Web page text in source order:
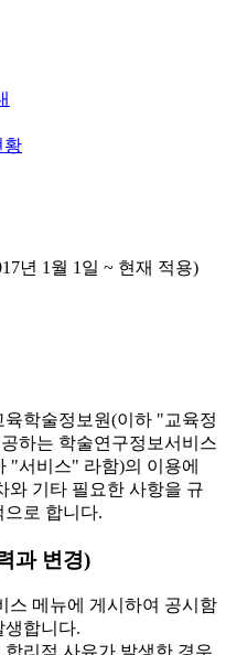
황
년 1월 1일 ~ 현재 적용)
육학술정보원(이하 "교육정
하는 학술연구정보서비스
"서비스" 라함)의 이용에
와 기타 필요한 사항을 규
으로 합니다.
과 변경)
메뉴에 게시하여 공시함
생합니다.